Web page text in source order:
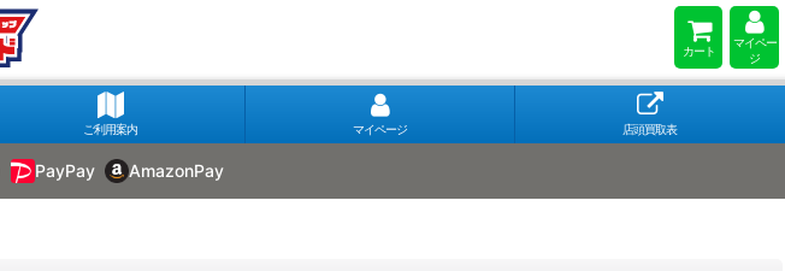
カート
マイペー
ジ
ご利用案内 マイページ 店頭買取表
PayPay AmazonPay